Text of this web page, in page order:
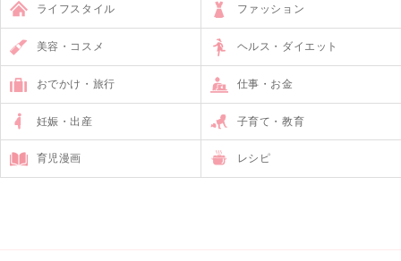
ライフスタイル ファッション
美容・コスメ ヘルス・ダイエット
おでかけ・旅行 仕事・お金
妊娠・出産 子育て・教育
育児漫画 レシピ